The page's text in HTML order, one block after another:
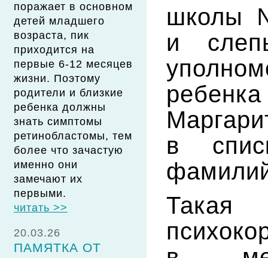
поражает в основном
детей младшего
возраста, пик
приходится на
первые 6-12 месяцев
жизни. Поэтому
родители и близкие
ребенка должны
знать симптомы
ретинобластомы, тем
более что зачастую
именно они
замечают их
первыми.
читать >>
20.03.26
ПАМЯТКА ОТ
школы
и
в
Такая